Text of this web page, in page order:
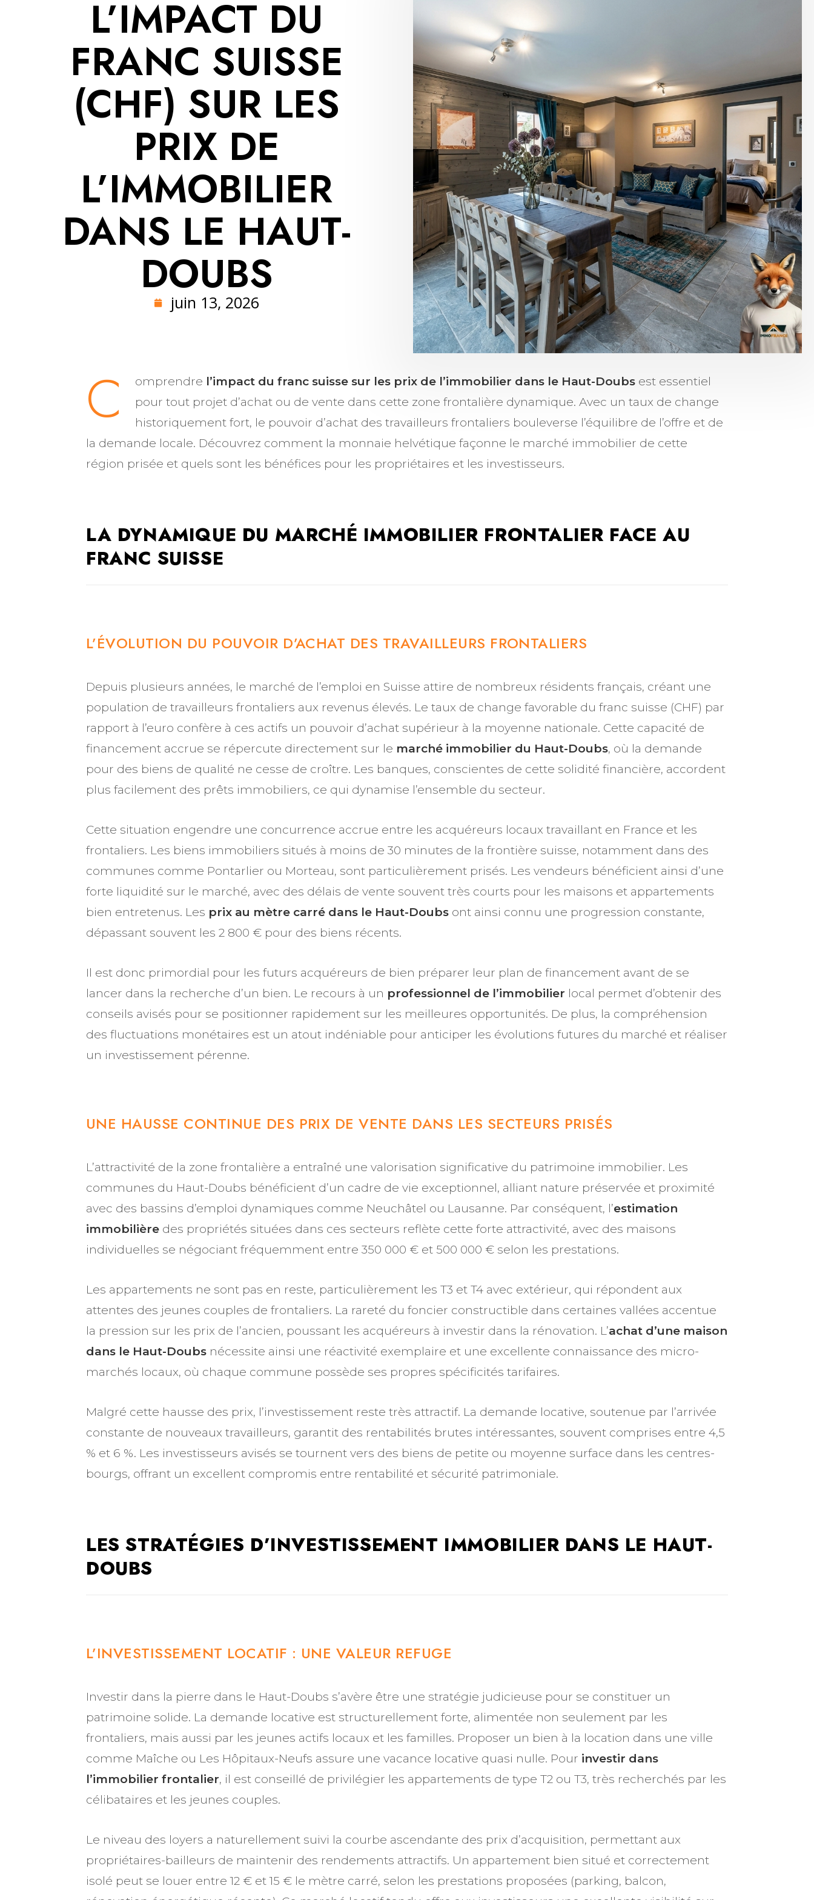
L’IMPACT DU
FRANC SUISSE
(CHF) SUR LES
PRIX DE
L’IMMOBILIER
DANS LE HAUT-
DOUBS
juin 13, 2026
C omprendre l’impact du franc suisse sur les prix de l’immobilier dans le Haut-Doubs est essentiel
pour tout projet d’achat ou de vente dans cette zone frontalière dynamique. Avec un taux de change
historiquement fort, le pouvoir d’achat des travailleurs frontaliers bouleverse l’équilibre de l’offre et de
la demande locale. Découvrez comment la monnaie helvétique façonne le marché immobilier de cette
région prisée et quels sont les bénéfices pour les propriétaires et les investisseurs.
LA DYNAMIQUE DU MARCHÉ IMMOBILIER FRONTALIER FACE AU
FRANC SUISSE
L’ÉVOLUTION DU POUVOIR D’ACHAT DES TRAVAILLEURS FRONTALIERS
Depuis plusieurs années, le marché de l’emploi en Suisse attire de nombreux résidents français, créant une
population de travailleurs frontaliers aux revenus élevés. Le taux de change favorable du franc suisse (CHF) par
rapport à l’euro confère à ces actifs un pouvoir d’achat supérieur à la moyenne nationale. Cette capacité de
financement accrue se répercute directement sur le marché immobilier du Haut-Doubs, où la demande
pour des biens de qualité ne cesse de croître. Les banques, conscientes de cette solidité financière, accordent
plus facilement des prêts immobiliers, ce qui dynamise l’ensemble du secteur.
Cette situation engendre une concurrence accrue entre les acquéreurs locaux travaillant en France et les
frontaliers. Les biens immobiliers situés à moins de 30 minutes de la frontière suisse, notamment dans des
communes comme Pontarlier ou Morteau, sont particulièrement prisés. Les vendeurs bénéficient ainsi d’une
forte liquidité sur le marché, avec des délais de vente souvent très courts pour les maisons et appartements
bien entretenus. Les prix au mètre carré dans le Haut-Doubs ont ainsi connu une progression constante,
dépassant souvent les 2 800 € pour des biens récents.
Il est donc primordial pour les futurs acquéreurs de bien préparer leur plan de financement avant de se
lancer dans la recherche d’un bien. Le recours à un professionnel de l’immobilier local permet d’obtenir des
conseils avisés pour se positionner rapidement sur les meilleures opportunités. De plus, la compréhension
des fluctuations monétaires est un atout indéniable pour anticiper les évolutions futures du marché et réaliser
un investissement pérenne.
UNE HAUSSE CONTINUE DES PRIX DE VENTE DANS LES SECTEURS PRISÉS
L’attractivité de la zone frontalière a entraîné une valorisation significative du patrimoine immobilier. Les
communes du Haut-Doubs bénéficient d’un cadre de vie exceptionnel, alliant nature préservée et proximité
avec des bassins d’emploi dynamiques comme Neuchâtel ou Lausanne. Par conséquent, l’estimation
immobilière des propriétés situées dans ces secteurs reflète cette forte attractivité, avec des maisons
individuelles se négociant fréquemment entre 350 000 € et 500 000 € selon les prestations.
Les appartements ne sont pas en reste, particulièrement les T3 et T4 avec extérieur, qui répondent aux
attentes des jeunes couples de frontaliers. La rareté du foncier constructible dans certaines vallées accentue
la pression sur les prix de l’ancien, poussant les acquéreurs à investir dans la rénovation. L’achat d’une maison
dans le Haut-Doubs nécessite ainsi une réactivité exemplaire et une excellente connaissance des micro-
marchés locaux, où chaque commune possède ses propres spécificités tarifaires.
Malgré cette hausse des prix, l’investissement reste très attractif. La demande locative, soutenue par l’arrivée
constante de nouveaux travailleurs, garantit des rentabilités brutes intéressantes, souvent comprises entre 4,5
% et 6 %. Les investisseurs avisés se tournent vers des biens de petite ou moyenne surface dans les centres-
bourgs, offrant un excellent compromis entre rentabilité et sécurité patrimoniale.
LES STRATÉGIES D’INVESTISSEMENT IMMOBILIER DANS LE HAUT-
DOUBS
L’INVESTISSEMENT LOCATIF : UNE VALEUR REFUGE
Investir dans la pierre dans le Haut-Doubs s’avère être une stratégie judicieuse pour se constituer un
patrimoine solide. La demande locative est structurellement forte, alimentée non seulement par les
frontaliers, mais aussi par les jeunes actifs locaux et les familles. Proposer un bien à la location dans une ville
comme Maîche ou Les Hôpitaux-Neufs assure une vacance locative quasi nulle. Pour investir dans
l’immobilier frontalier, il est conseillé de privilégier les appartements de type T2 ou T3, très recherchés par les
célibataires et les jeunes couples.
Le niveau des loyers a naturellement suivi la courbe ascendante des prix d’acquisition, permettant aux
propriétaires-bailleurs de maintenir des rendements attractifs. Un appartement bien situé et correctement
isolé peut se louer entre 12 € et 15 € le mètre carré, selon les prestations proposées (parking, balcon,